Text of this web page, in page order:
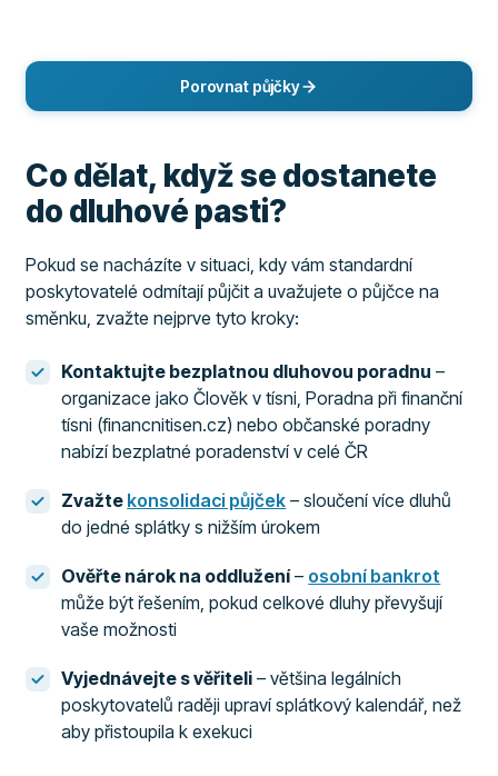
Porovnat půjčky
Co dělat, když se dostanete
do dluhové pasti?
Pokud se nacházíte v situaci, kdy vám standardní
poskytovatelé odmítají půjčit a uvažujete o půjčce na
směnku, zvažte nejprve tyto kroky:
Kontaktujte bezplatnou dluhovou poradnu –
organizace jako Člověk v tísni, Poradna při finanční
tísni (financnitisen.cz) nebo občanské poradny
nabízí bezplatné poradenství v celé ČR
Zvažte konsolidaci půjček – sloučení více dluhů
do jedné splátky s nižším úrokem
Ověřte nárok na oddlužení– osobní bankrot
může být řešením, pokud celkové dluhy převyšují
vaše možnosti
Vyjednávejte s věřiteli – většina legálních
poskytovatelů raději upraví splátkový kalendář, než
aby přistoupila k exekuci